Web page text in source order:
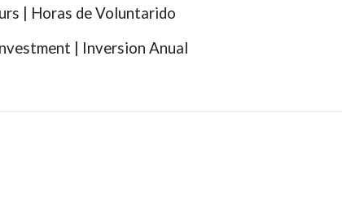
| Horas de Voluntarido
| Inversion Anual